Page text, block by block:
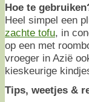
Hoe te
Heel simpel een
zachte tofu, in
op een met
vroeger in Azië
kieskeurige
Tips, weetjes &